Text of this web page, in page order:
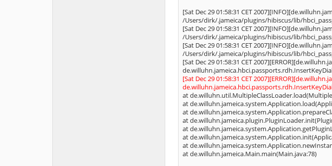
[Sat Dec 29 01:58:31 CET
/Users/dirk/.jameica/plugins/hibiscus/lib/
[Sat Dec 29 01:58:31 CET
/Users/dirk/.jameica/plugins/hibiscus/lib/
[Sat Dec 29 01:58:31 CET
/Users/dirk/.jameica/plugins/hibiscus/lib/
[Sat Dec 29 01:58:31 CET
[Sat Dec 29 01:58:31 CET
at
at
at
at
at
at
at
at de.willuhn.jameica.Main.main(Main.java:78)